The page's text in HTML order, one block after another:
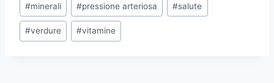
#minerali #pressione arteriosa #salute
#verdure #vitamine